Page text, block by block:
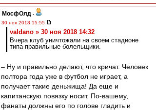
МосфОлд -
30 ноя 2018 15:55
valdano » 30 ноя 2018 14:32
Вчера клуб уничтожали на своем стадионе
типа-правильные болельщики.
– Ну и правильно делают, что кричат. Человек
полтора года уже в футбол не играет, а
получает такие деньжища! Да еще и
капитанскую повязку носит. По-вашему,
фанаты должны его по голове гладить и